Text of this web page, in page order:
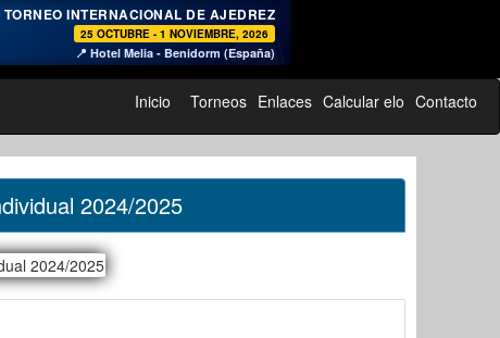
♞
TORNEO INTERNACIONAL DE AJEDREZ
25 OCTUBRE - 1 NOVIEMBRE, 2026
📍 Hotel Melia - Benidorm (España)
Inicio Torneos Enlaces Calcular elo Contacto
2024/2025